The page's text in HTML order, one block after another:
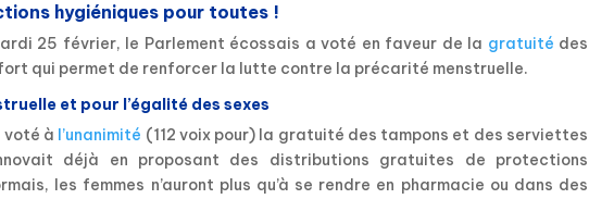
hygiéniques pour toutes !
25 février, le Parlement écossais a voté en faveur de la gratuité des
qui permet de renforcer la lutte contre la précarité menstruelle.
et pour l’égalité des sexes
voté à l’unanimité (112 voix pour) la gratuité des tampons et des serviettes
déjà en proposant des distributions gratuites de protections
les femmes n’auront plus qu’à se rendre en pharmacie ou dans des